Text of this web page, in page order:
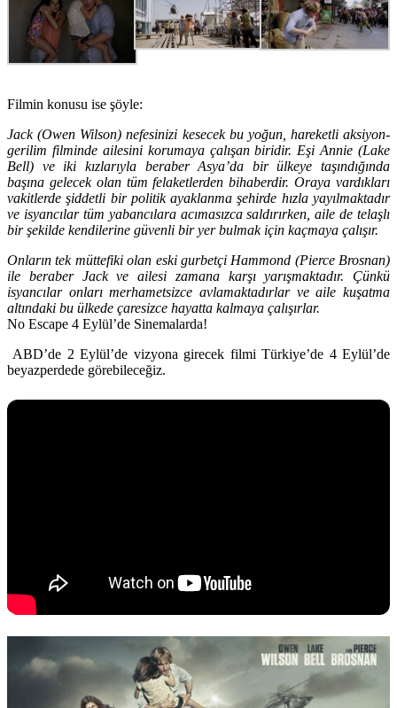
Filmin konusu ise şöyle:
Jack (Owen Wilson) nefesinizi kesecek bu yoğun, hareketli aksiyon-
gerilim filminde ailesini korumaya çalışan biridir. Eşi Annie (Lake
Bell) ve iki kızlarıyla beraber Asya’da bir ülkeye taşındığında
başına gelecek olan tüm felaketlerden bihaberdir. Oraya vardıkları
vakitlerde şiddetli bir politik ayaklanma şehirde hızla yayılmaktadır
ve isyancılar tüm yabancılara acımasızca saldırırken, aile de telaşlı
bir şekilde kendilerine güvenli bir yer bulmak için kaçmaya çalışır.
Onların tek müttefiki olan eski gurbetçi Hammond (Pierce Brosnan)
ile beraber Jack ve ailesi zamana karşı yarışmaktadır. Çünkü
isyancılar onları merhametsizce avlamaktadırlar ve aile kuşatma
altındaki bu ülkede çaresizce hayatta kalmaya çalışırlar.
No Escape 4 Eylül’de Sinemalarda!
ABD’de 2 Eylül’de vizyona girecek filmi Türkiye’de 4 Eylül’de
beyazperdede görebileceğiz.